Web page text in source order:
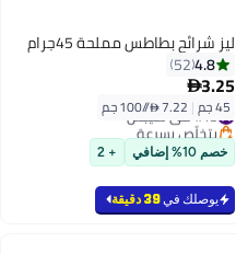
ليز شرائح بطاطس مملحة 45جرام
4.8
52
3.25
45 جم |#13 في شيبس
بتخلّص بسرعة
#13 في شيبس
خصم 10% إضافي + 2
يوصلك في39 دقيقة